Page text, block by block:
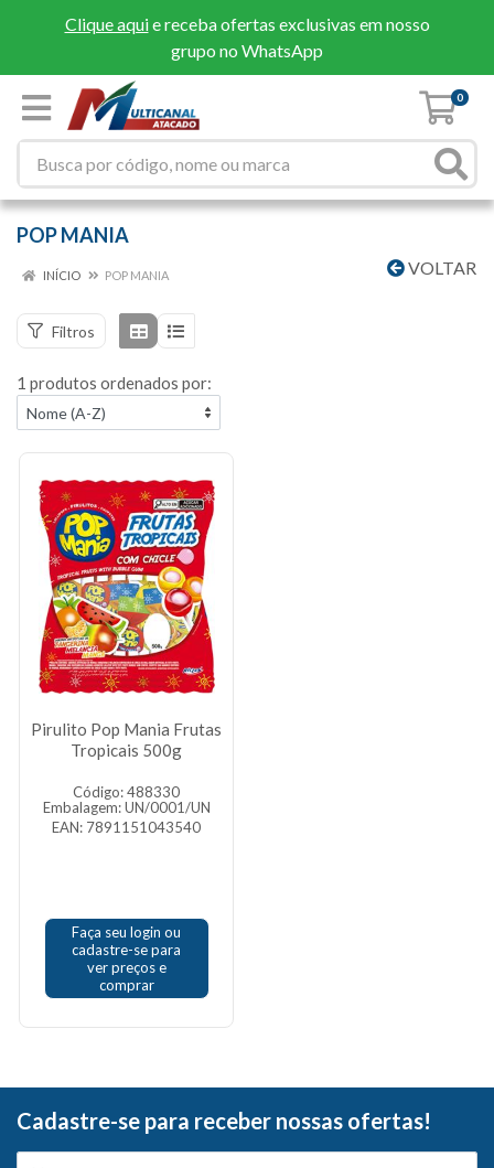
Clique aquie receba ofertas exclusivas em nosso
grupo no WhatsApp
0
POP MANIA
VOLTAR
INÍCIO POP MANIA
Filtros
1 produtos ordenados por:
Pirulito Pop Mania Frutas
Tropicais 500g
Código: 488330
Embalagem: UN/0001/UN
EAN: 7891151043540
Faça seu login ou
cadastre-se para
ver preços e
comprar
Cadastre-se para receber nossas ofertas!